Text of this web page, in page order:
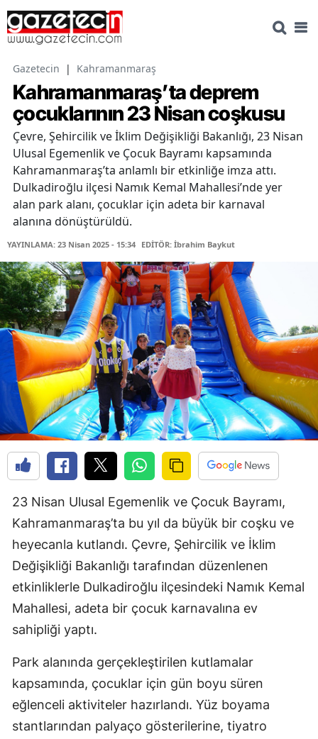
Gazetecin | Kahramanmaraş
Kahramanmaraş’ta deprem
çocuklarının 23 Nisan coşkusu
Çevre, Şehircilik ve İklim Değişikliği Bakanlığı, 23 Nisan
Ulusal Egemenlik ve Çocuk Bayramı kapsamında
Kahramanmaraş’ta anlamlı bir etkinliğe imza attı.
Dulkadiroğlu ilçesi Namık Kemal Mahallesi’nde yer
alan park alanı, çocuklar için adeta bir karnaval
alanına dönüştürüldü.
YAYINLAMA: 23 Nisan 2025 - 15:34 EDİTÖR: İbrahim Baykut
23 Nisan Ulusal Egemenlik ve Çocuk Bayramı,
Kahramanmaraş’ta bu yıl da büyük bir coşku ve
heyecanla kutlandı. Çevre, Şehircilik ve İklim
Değişikliği Bakanlığı tarafından düzenlenen
etkinliklerle Dulkadiroğlu ilçesindeki Namık Kemal
Mahallesi, adeta bir çocuk karnavalına ev
sahipliği yaptı.
Park alanında gerçekleştirilen kutlamalar
kapsamında, çocuklar için gün boyu süren
eğlenceli aktiviteler hazırlandı. Yüz boyama
stantlarından palyaço gösterilerine, tiyatro